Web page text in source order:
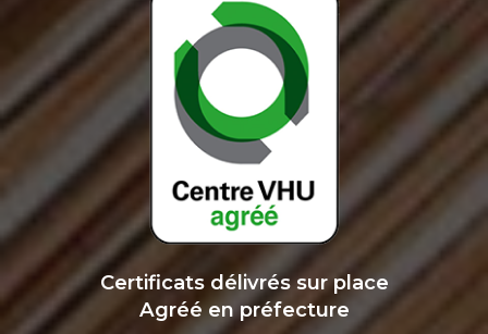
Certificats délivrés sur place
Agréé en préfecture